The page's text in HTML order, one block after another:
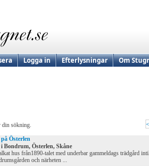
Logga in Efterlysningar Om
din sökning.
Österlen
Bondrum, Österlen, Skåne
hus från1890-talet med underbar gammeldags trädgård
och närheten ...